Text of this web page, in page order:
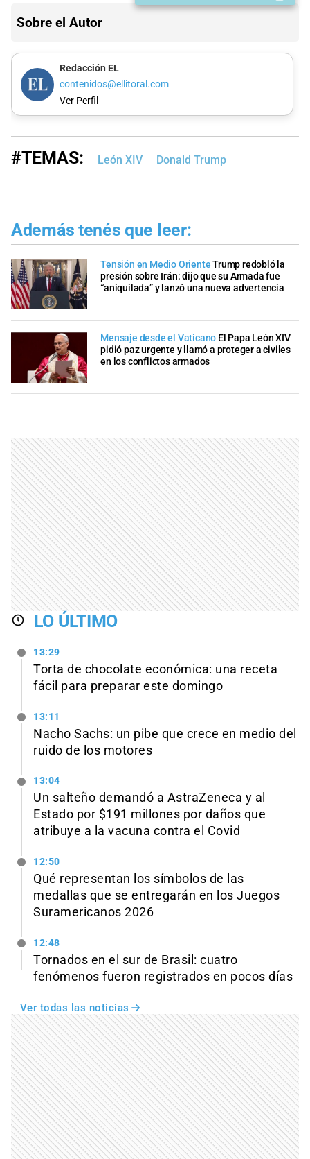
Sobre el Autor
Redacción EL
contenidos@ellitoral.com
Ver Perfil
#TEMAS: León XIV Donald Trump
Además tenés que leer:
Tensión en Medio OrienteTrump redobló la
presión sobre Irán: dijo que su Armada fue
“aniquilada” y lanzó una nueva advertencia
Mensaje desde el Vaticano El Papa León XIV
pidió paz urgente y llamó a proteger a civiles
en los conflictos armados
LO ÚLTIMO
13:29
Torta de chocolate económica: una receta
fácil para preparar este domingo
13:11
Nacho Sachs: un pibe que crece en medio del
ruido de los motores
13:04
Un salteño demandó a AstraZeneca y al
Estado por $191 millones por daños que
atribuye a la vacuna contra el Covid
12:50
Qué representan los símbolos de las
medallas que se entregarán en los Juegos
Suramericanos 2026
12:48
Tornados en el sur de Brasil: cuatro
fenómenos fueron registrados en pocos días
Ver todas las noticias